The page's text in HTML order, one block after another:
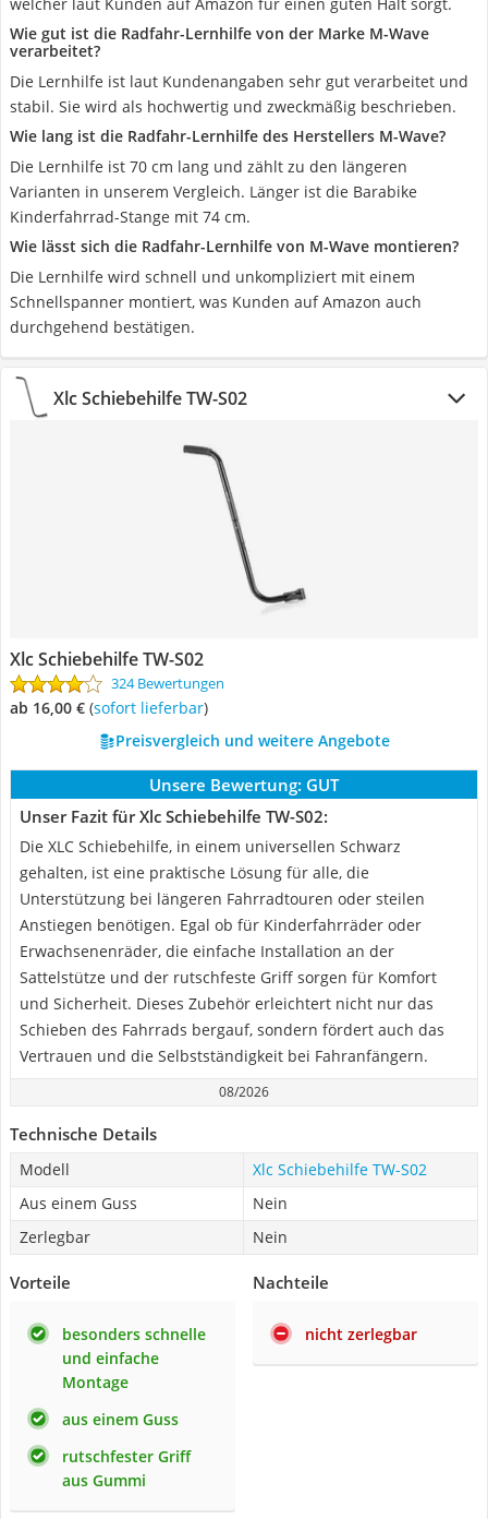
Wie gut ist die Radfahr-Lernhilfe von der Marke M-Wave
verarbeitet?
Die Lernhilfe ist laut Kundenangaben sehr gut verarbeitet und
stabil. Sie wird als hochwertig und zweckmäßig beschrieben.
Wie lang ist die Radfahr-Lernhilfe des Herstellers M-Wave?
Die Lernhilfe ist 70 cm lang und zählt zu den längeren
Varianten in unserem Vergleich. Länger ist die Barabike
Kinderfahrrad-Stange mit 74 cm.
Wie lässt sich die Radfahr-Lernhilfe von M-Wave montieren?
Die Lernhilfe wird schnell und unkompliziert mit einem
Schnellspanner montiert, was Kunden auf Amazon auch
durchgehend bestätigen.
Xlc Schiebehilfe TW-S02
Xlc Schiebehilfe TW-S02
324 Bewertungen
ab 16,00 € ( Sofort lieferbar)
Preisvergleich und weitere Angebote
Unsere Bewertung: GUT
Unser Fazit für Xlc Schiebehilfe TW-S02:
Die XLC Schiebehilfe, in einem universellen Schwarz
gehalten, ist eine praktische Lösung für alle, die
Unterstützung bei längeren Fahrradtouren oder steilen
Anstiegen benötigen. Egal ob für Kinderfahrräder oder
Erwachsenenräder, die einfache Installation an der
Sattelstütze und der rutschfeste Griff sorgen für Komfort
und Sicherheit. Dieses Zubehör erleichtert nicht nur das
Schieben des Fahrrads bergauf, sondern fördert auch das
Vertrauen und die Selbstständigkeit bei Fahranfängern.
08/2026
Technische Details
Modell
Xlc Schiebehilfe TW-S02
Aus einem Guss
Nein
Zerlegbar
Nein
Vorteile
besonders schnelle
und einfache
Montage
aus einem Guss
rutschfester Griff
aus Gummi
Nachteile
nicht zerlegbar